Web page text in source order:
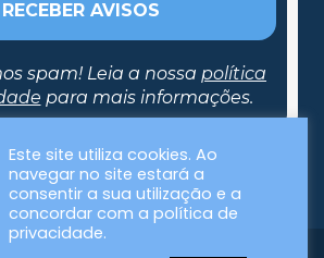
AVISOS por Email!
spam! Leia a nossa política
para mais informações.
Este site utiliza cookies. Ao
navegar no site estará a
consentir a sua utilização e a
concordar com a política de
privacidade.